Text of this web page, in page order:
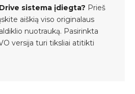
sistema įdiegta? Prieš
aiškią viso originalaus
nuotrauką. Pasirinkta
versija turi tiksliai atitikti